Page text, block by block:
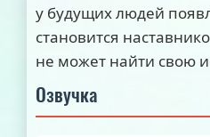
у будущих людей
становится
не может найти свою
Озвучка